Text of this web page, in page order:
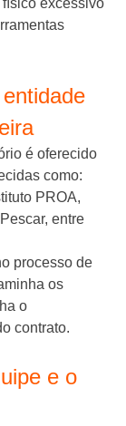
excessivo
é oferecido
como:
PROA,
entre
processo de
os
o
contrato.
e o